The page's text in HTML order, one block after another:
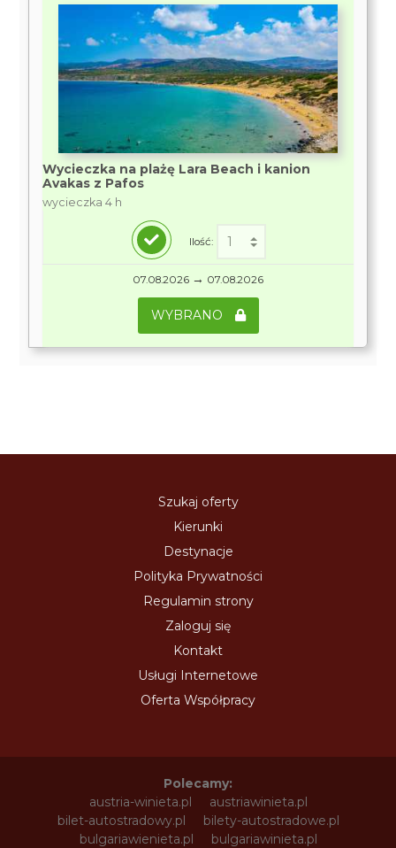
Wycieczka na plażę Lara Beach i kanion
Avakas z Pafos
wycieczka 4 h
Ilość:
07.08.2026 → 07.08.2026
WYBRANO
Szukaj oferty
Kierunki
Destynacje
Polityka Prywatności
Regulamin strony
Zaloguj się
Kontakt
Usługi Internetowe
Oferta Współpracy
Polecamy:
austria-winieta.pl
austriawinieta.pl
bilet-autostradowy.pl
bilety-autostradowe.pl
bulgariawienieta.pl
bulgariawinieta.pl